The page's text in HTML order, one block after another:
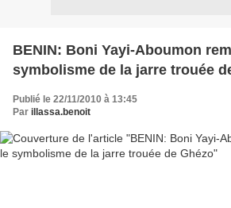
BENIN: Boni Yayi-Aboumon
symbolisme de la jarre trouée
Publié le 22/11/2010 à 13:45
Par illassa.benoit